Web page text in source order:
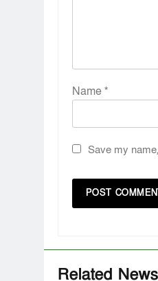
Name*
Save my
Related News